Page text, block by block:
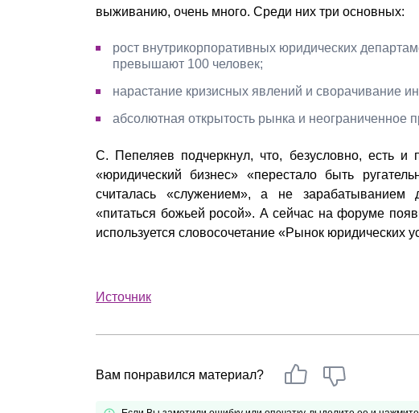
выживанию, очень много. Среди них три основных:
рост внутрикорпоративных юридических
превышают 100 человек;
нарастание кризисных явлений и сворачивание
абсолютная открытость рынка и неограниченное
С. Пепеляев подчеркнул, что, безусловно, есть и
«юридический бизнес» «перестало быть
считалась «служением», а не
«питаться божьей росой». А сейчас на форуме
используется словосочетание «Рынок юридических
Источник
Вам понравился материал?